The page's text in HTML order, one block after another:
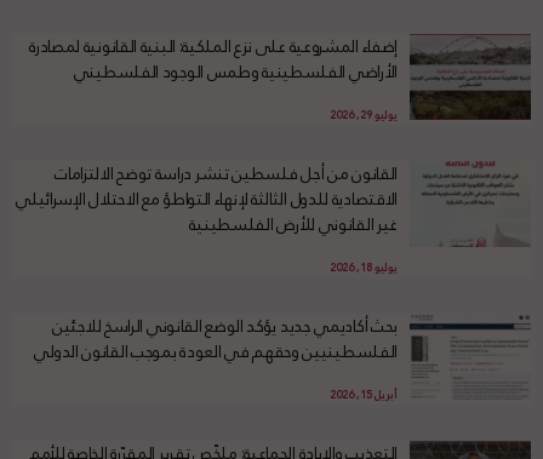
إضفاء المشروعية على نزع الملكية: البنية القانونية لمصادرة
الأراضي الفلسطينية وطمس الوجود الفلسطيني
يوليو 29, 2026
القانون من أجل فلسطين تنشر دراسة توضح الالتزامات
الاقتصادية للدول الثالثة لإنهاء التواطؤ مع الاحتلال الإسرائيلي
غير القانوني للأرض الفلسطينية
يوليو 18, 2026
بحث أكاديمي جديد يؤكد الوضع القانوني الراسخ للاجئين
الفلسطينيين وحقهم في العودة بموجب القانون الدولي
أبريل 15, 2026
التعذيب والإبادة الجماعية: ملخّص تقرير المقرّرة الخاصة للأمم